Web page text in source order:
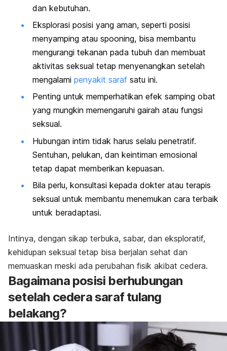
dan kebutuhan.
Eksplorasi posisi yang aman, seperti posisi
menyamping atau spooning, bisa membantu
mengurangi tekanan pada tubuh dan membuat
aktivitas seksual tetap menyenangkan setelah
mengalami penyakit saraf satu ini.
Penting untuk memperhatikan efek samping obat
yang mungkin memengaruhi gairah atau fungsi
seksual.
Hubungan intim tidak harus selalu penetratif.
Sentuhan, pelukan, dan keintiman emosional
tetap dapat memberikan kepuasan.
Bila perlu, konsultasi kepada dokter atau terapis
seksual untuk membantu menemukan cara terbaik
untuk beradaptasi.
Intinya, dengan sikap terbuka, sabar, dan eksploratif,
kehidupan seksual tetap bisa berjalan sehat dan
memuaskan meski ada perubahan fisik akibat cedera.
Bagaimana posisi berhubungan
setelah cedera saraf tulang
belakang?